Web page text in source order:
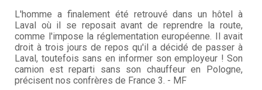
L'homme a finalement été retrouvé dans un hôtel à
Laval où il se reposait avant de reprendre la route,
comme l'impose la réglementation européenne. Il avait
droit à trois jours de repos qu'il a décidé de passer à
Laval, toutefois sans en informer son employeur ! Son
camion est reparti sans son chauffeur en Pologne,
précisent nos confrères de France 3. - MF